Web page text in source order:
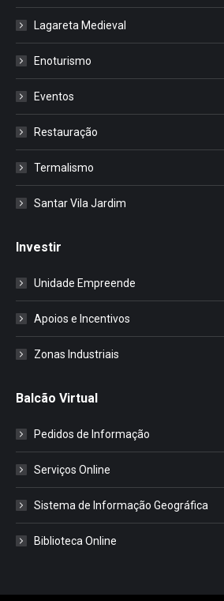
Lagareta Medieval
Enoturismo
Eventos
Restauração
Termalismo
Santar Vila Jardim
Investir
Unidade Empreende
Apoios e Incentivos
Zonas Industriais
Balcão Virtual
Pedidos de Informação
Serviços Online
Sistema de Informação Geográfica
Biblioteca Online